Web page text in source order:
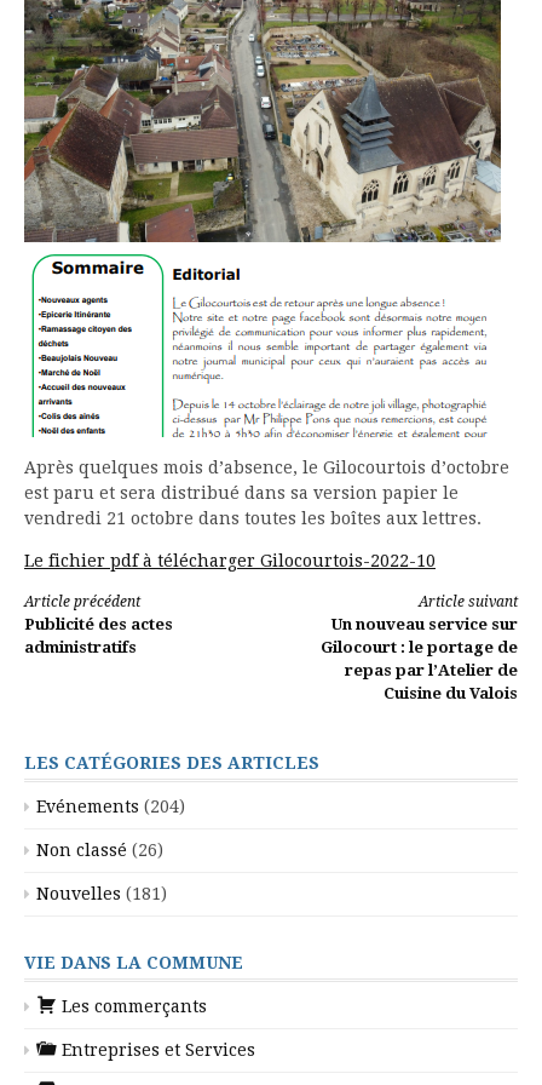
Après quelques mois d’absence, le Gilocourtois d’octobre
est paru et sera distribué dans sa version papier le
vendredi 21 octobre dans toutes les boîtes aux lettres.
Le fichier pdf à télécharger Gilocourtois-2022-10
Lire
la
Article précédent
Publicité des actes
administratifs
Article suivant
Un nouveau service sur
Gilocourt : le portage de
repas par l’Atelier de
Cuisine du Valois
LES CATÉGORIES DES ARTICLES
Evénements (204)
Non classé (26)
Nouvelles (181)
VIE DANS LA COMMUNE
Les commerçants
Entreprises et Services